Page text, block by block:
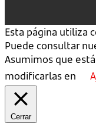
Esta página utiliza
Puede consultar
Asumimos que
modificarlas en
Cerrar